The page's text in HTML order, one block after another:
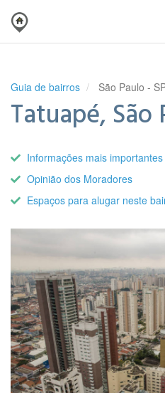
Guia de bairros São Paulo -
Tatuapé, São
Informações mais
Opinião dos Moradores
Espaços para alugar neste